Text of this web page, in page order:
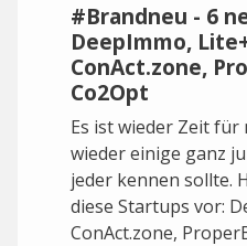
#Brandneu - 6
DeepImmo,
ConAct.zone,
Co2Opt
Es ist wieder Zeit
wieder einige ganz
jeder kennen sollte.
diese Startups vor:
ConAct.zone,